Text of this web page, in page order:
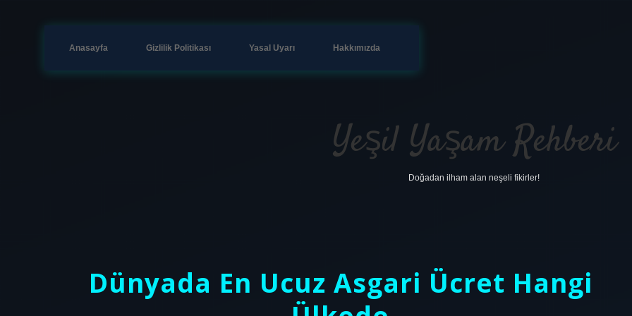
Anasayfa Gizlilik Politikası Yasal Uyarı Hakkımızda
Yeşil Yaşam Rehberi
Doğadan ilham alan neşeli fikirler!
Dünyada En Ucuz Asgari Ücret Hangi